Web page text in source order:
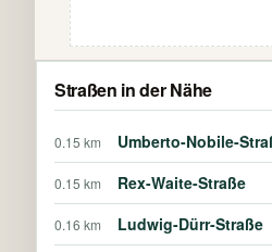
Straßen in der Nähe
0.15 km Umberto-Nobile-
0.15 km Rex-Waite-Straße
0.16 km Ludwig-Dürr-Straße